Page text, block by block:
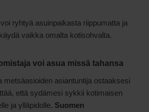
ryhtyä asuinpaikasta riippumatta ja
vaikka omalta kotisohvalta.
voi asua missä tahansa
metsäasioiden asiantuntija ostaaksesi
että sydämesi sykkii kotimaisen
ja ylläpidolle. Suomen